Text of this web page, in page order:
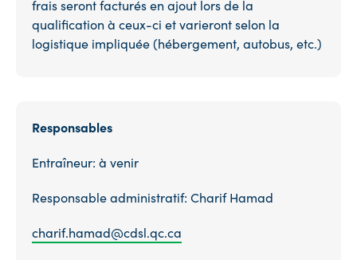
frais seront facturés en ajout lors de la
qualification à ceux-ci et varieront selon la
logistique impliquée (hébergement, autobus, etc.)
Responsables
Entraîneur: à venir
Responsable administratif: Charif Hamad
charif.hamad@cdsl.qc.ca